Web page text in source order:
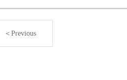
＜Previous